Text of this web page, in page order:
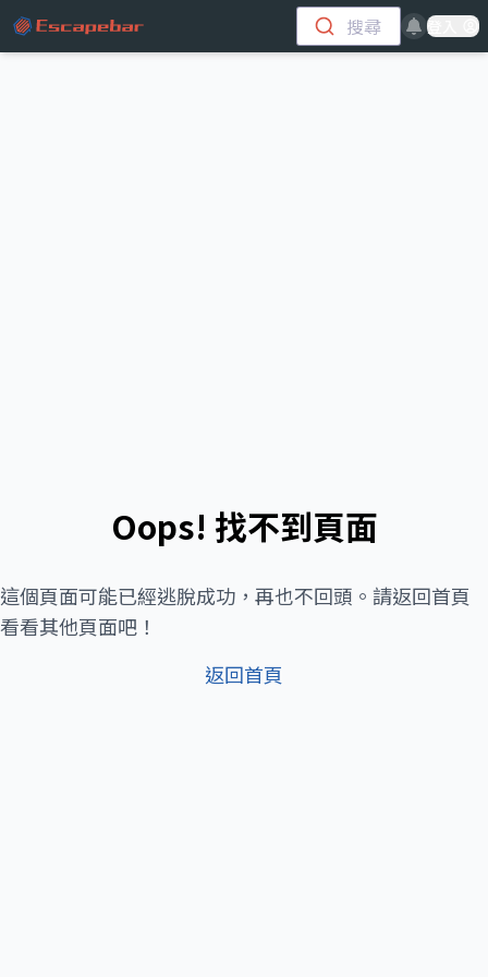
跳至主要內容
搜尋 登入
Oops! 找不到頁面
這個頁面可能已經逃脫成功，再也不回頭。請返回首頁
看看其他頁面吧！
返回首頁